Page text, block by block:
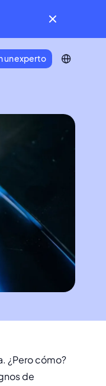
un experto
¿Pero cómo?
de